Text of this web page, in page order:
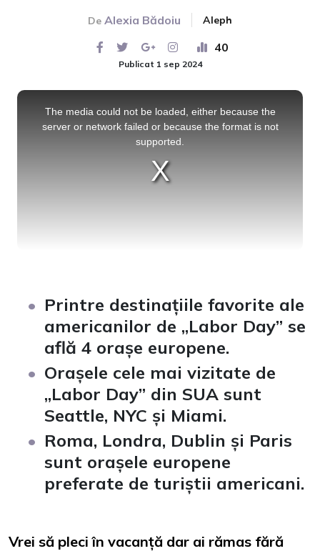
De Alexia Bădoiu Aleph
40
Publicat 1 sep 2024
This
The media could not be loaded, either because the
server or network failed or because the format is not
supported.
Printre destinațiile favorite ale
americanilor de „Labor Day” se
află 4 orașe europene.
Orașele cele mai vizitate de
„Labor Day” din SUA sunt
Seattle, NYC și Miami.
Roma, Londra, Dublin și Paris
sunt orașele europene
preferate de turiștii americani.
Vrei să pleci în vacanță dar ai rămas fără